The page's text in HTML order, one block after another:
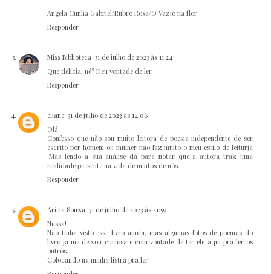
Angela Cunha Gabriel/Rubro Rosa/O Vazio na flor
Responder
Miss Biblioteca 31 de julho de 2023 às 11:24
Que delícia, né? Deu vontade de ler
Responder
eliane 31 de julho de 2023 às 14:06
Olá
Confesso que não sou muito leitora de poesia independente de ser
escrito por homem ou mulher não faz muito o meu estilo de leiturja
.Mas lendo a sua análise dá para notar que a autora traz uma
realidade presente na vida de muitos de nós.
Responder
Ariela Souza 31 de julho de 2023 às 21:59
Nussa!
Nao tinha visto esse livro ainda, mas algumas fotos de poemas do
livro ja me deixou curiosa e com vontade de ter ele aqui pra ler os
outros.
Colocando na minha listra pra ler!